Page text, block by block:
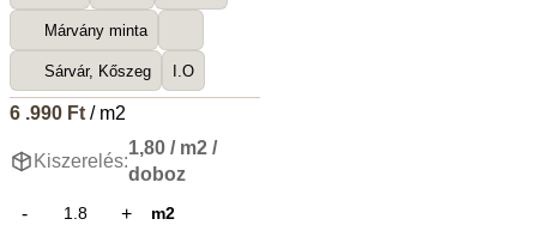
Márvány minta
Sárvár, Kőszeg I.O
6 .990 Ft/ m2
Kiszerelés:
1,80 / m2 /
doboz
m2